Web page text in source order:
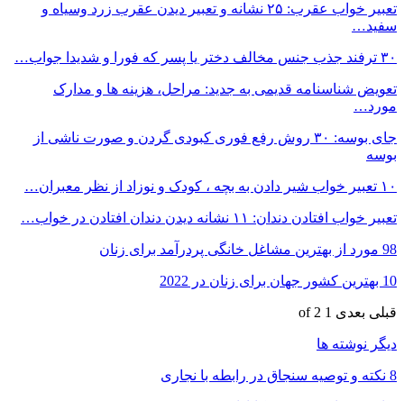
تعبیر خواب عقرب: ۲۵ نشانه و تعبیر دیدن عقرب زرد وسیاه و
سفید…
۳۰ ترفند جذب جنس مخالف دختر یا پسر که فورا و شدیدا جواب…
تعویض شناسنامه قدیمی به جدید: مراحل، هزینه ها و مدارک
مورد…
جای بوسه: ۳۰ روش رفع فوری کبودی گردن و صورت ناشی از
بوسه
۱۰ تعبیر خواب شیر دادن به بچه ، کودک و نوزاد از نظر معبران…
تعبیر خواب افتادن دندان: ۱۱ نشانه دیدن دندان افتادن در خواب…
98 مورد از بهترین مشاغل خانگی پردرآمد برای زنان
10 بهترین کشور جهان برای زنان در 2022
قبلی بعدی 1 of 2
دیگر نوشته ها
8 نکته و توصیه سنجاق در رابطه با نجاری